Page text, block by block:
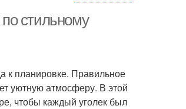
стильному
к планировке. Правильное
уютную атмосферу. В этой
чтобы каждый уголек был